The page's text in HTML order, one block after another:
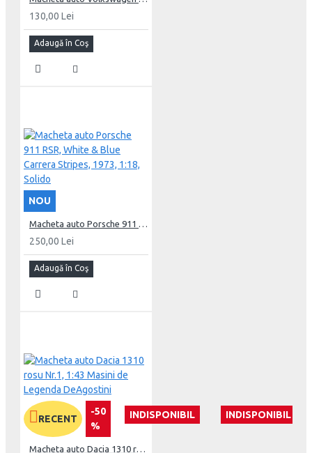
130,00 Lei
Adaugă în Coş
NOU
250,00 Lei
Adaugă în Coş
RECENT
-50
%
INDISPONIBIL INDISPONIBIL